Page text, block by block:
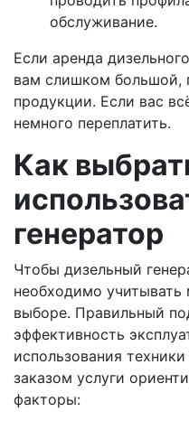
обслуживание.
Если аренда
вам слишком большой,
продукции. Если вас
немного переплатить.
Как
генератор
Чтобы дизельный
необходимо
выборе. Правильный
эффективность
использования
заказом услуги
факторы: